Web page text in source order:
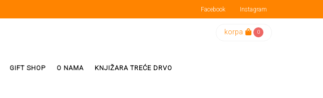
Facebook Instagram
korpa 0
GIFT SHOP O NAMA KNJIŽARA TREĆE DRVO